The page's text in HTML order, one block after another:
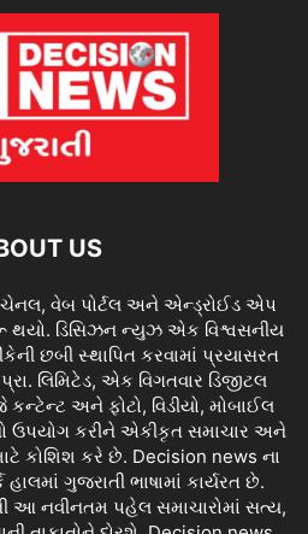
US
વેબ પોર્ટલ અને એન્ડ્રોઈડ એપ
થયો. ડિસિઝન ન્યુઝ એક વિશ્વસનીય
છબી સ્થાપિત કરવામાં પ્રયાસરત
લિમિટેડ, એક વિગતવાર ડિજીટલ
અને ફોટો, વિડીયો, મોબાઈલ
ઉપયોગ કરીને એકીકૃત સમાચાર અને
કોશિશ કરે છે. Decision news ના
હાલમાં ગુજરાતી ભાષામાં કાર્યરત છે.
આ નવીનતમ પહેલ સમાચારોમાં સત્ય,